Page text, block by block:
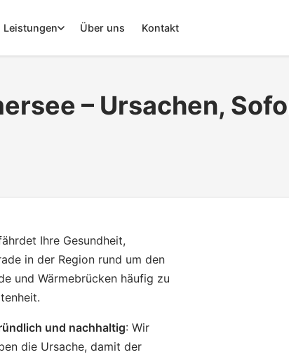
Leistungen Über uns Kontakt
– Ursachen,
Ihre Gesundheit,
in der Region rund um den
und Wärmebrücken häufig zu
und nachhaltig: Wir
die Ursache, damit der